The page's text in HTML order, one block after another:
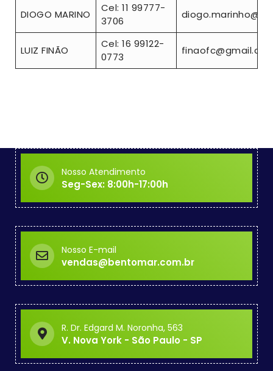
DIOGO MARINO
Cel: 11 99777-
3706
LUIZ FINÃO
Cel: 16 99122-
0773
Nosso Atendimento
Seg-Sex: 8:00h-17:00h
Nosso E-mail
vendas@bentomar.com.br
R. Dr. Edgard M. Noronha, 563
V. Nova York - São Paulo - SP